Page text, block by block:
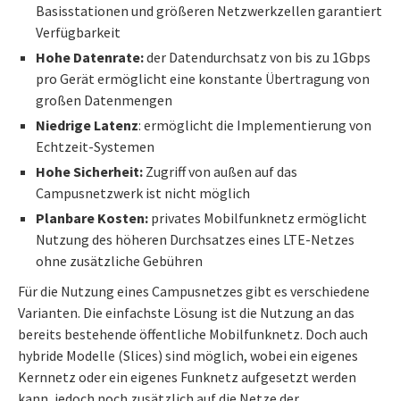
Basisstationen und größeren Netzwerkzellen garantiert
Verfügbarkeit
Hohe Datenrate:der Datendurchsatz von bis zu 1Gbps
pro Gerät ermöglicht eine konstante Übertragung von
großen Datenmengen
Niedrige Latenz: ermöglicht die Implementierung von
Echtzeit-Systemen
Hohe Sicherheit: Zugriff von außen auf das
Campusnetzwerk ist nicht möglich
Planbare Kosten: privates Mobilfunknetz ermöglicht
Nutzung des höheren Durchsatzes eines LTE-Netzes
ohne zusätzliche Gebühren
Für die Nutzung eines Campusnetzes gibt es verschiedene
Varianten. Die einfachste Lösung ist die Nutzung an das
bereits bestehende öffentliche Mobilfunknetz. Doch auch
hybride Modelle (Slices) sind möglich, wobei ein eigenes
Kernnetz oder ein eigenes Funknetz aufgesetzt werden